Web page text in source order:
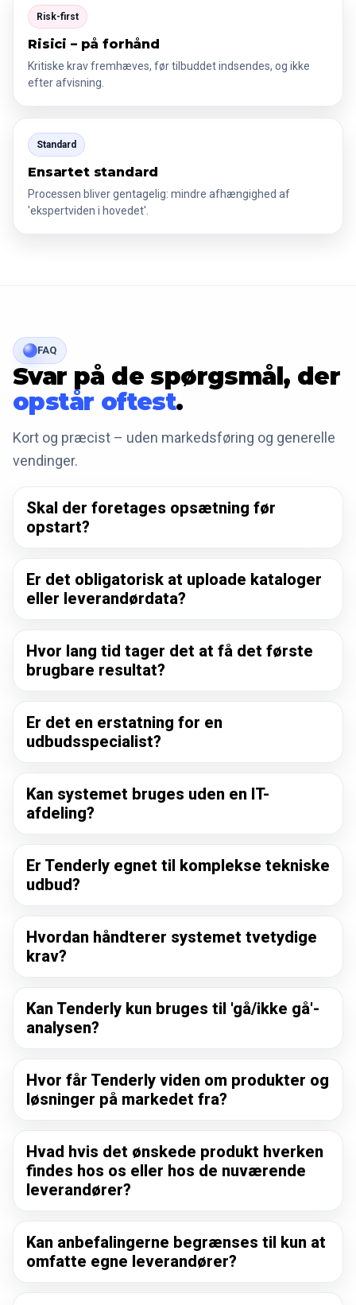
Risk-first
Risici – på forhånd
Kritiske krav fremhæves, før tilbuddet indsendes, og ikke
efter afvisning.
Standard
Ensartet standard
Processen bliver gentagelig: mindre afhængighed af
'ekspertviden i hovedet'.
FAQ
Svar på de spørgsmål, der
opstår oftest.
Kort og præcist – uden markedsføring og generelle
vendinger.
Skal der foretages opsætning før
opstart?
Er det obligatorisk at uploade kataloger
eller leverandørdata?
Hvor lang tid tager det at få det første
brugbare resultat?
Er det en erstatning for en
udbudsspecialist?
Kan systemet bruges uden en IT-
afdeling?
Er Tenderly egnet til komplekse tekniske
udbud?
Hvordan håndterer systemet tvetydige
krav?
Kan Tenderly kun bruges til 'gå/ikke gå'-
analysen?
Hvor får Tenderly viden om produkter og
løsninger på markedet fra?
Hvad hvis det ønskede produkt hverken
findes hos os eller hos de nuværende
leverandører?
Kan anbefalingerne begrænses til kun at
omfatte egne leverandører?